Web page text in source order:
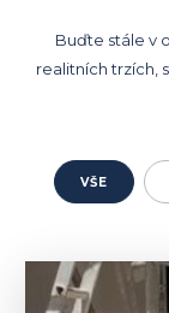
Buďte stále v
realitních trzích,
VŠE